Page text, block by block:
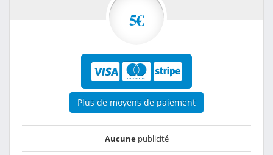
5€
Plus de moyens de paiement
Aucunepublicité